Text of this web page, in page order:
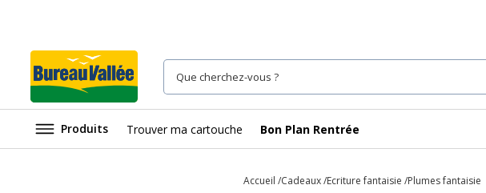
Produits Trouver ma cartouche Bon Plan Rentrée
Accueil Cadeaux Ecriture fantaisie Plumes fantaisie